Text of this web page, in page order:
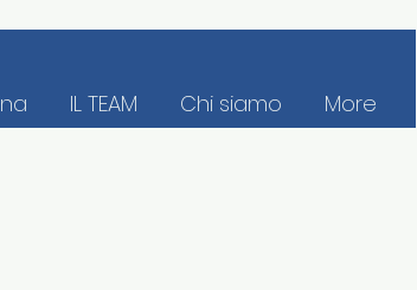
IL TEAM Chi siamo More